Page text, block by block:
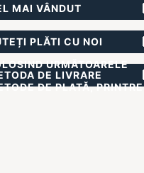
MAI VÂNDUT
PLĂTI CU NOI
URMĂTOARELE
DE PLATĂ, PRINTRE
DE LIVRARE